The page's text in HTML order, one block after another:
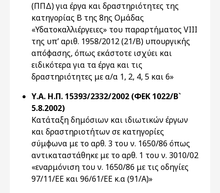
(ΠΠΔ) για έργα και δραστηριότητες της
κατηγορίας Β της 8ης Ομάδας
«Υδατοκαλλιέργειες» του παραρτήματος VΙΙΙ
της υπ’ αριθ. 1958/2012 (21/Β) υπουργικής
απόφασης, όπως εκάστοτε ισχύει και
ειδικότερα για τα έργα και τις
δραστηριότητες με α/α 1, 2, 4, 5 και 6»
Υ.Α. Η.Π. 15393/2332/2002 (ΦΕΚ 1022/Β`
5.8.2002)
Κατάταξη δημόσιων και ιδιωτικών έργων
και δραστηριοτήτων σε κατηγορίες
σύμφωνα με το αρθ. 3 του ν. 1650/86 όπως
αντικαταστάθηκε με το αρθ. 1 του ν. 3010/02
«εναρμόνιση του ν. 1650/86 με τις οδηγίες
97/11/ΕΕ και 96/61/ΕΕ κ.α (91/Α)»